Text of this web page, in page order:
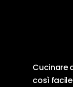
Cucinare
così